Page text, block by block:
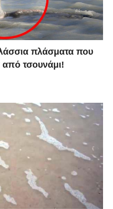
πλάσματα που
από τσουνάμι!